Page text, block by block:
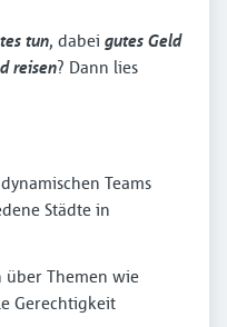
tun, dabei gutes Geld
reisen? Dann lies
Teams
Städte in
über Themen wie
Gerechtigkeit